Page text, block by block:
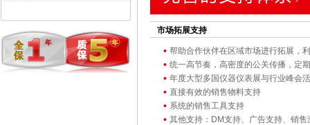
市场拓展支持
帮助合作伙伴在区域市场进行拓展，
统一高节奏，高密度的公关传播，定
年度大型多国仪器仪表展与行业峰会
直接有效的销售物料支持
系统的销售工具支持
其他支持：DM支持、广告支持、销售